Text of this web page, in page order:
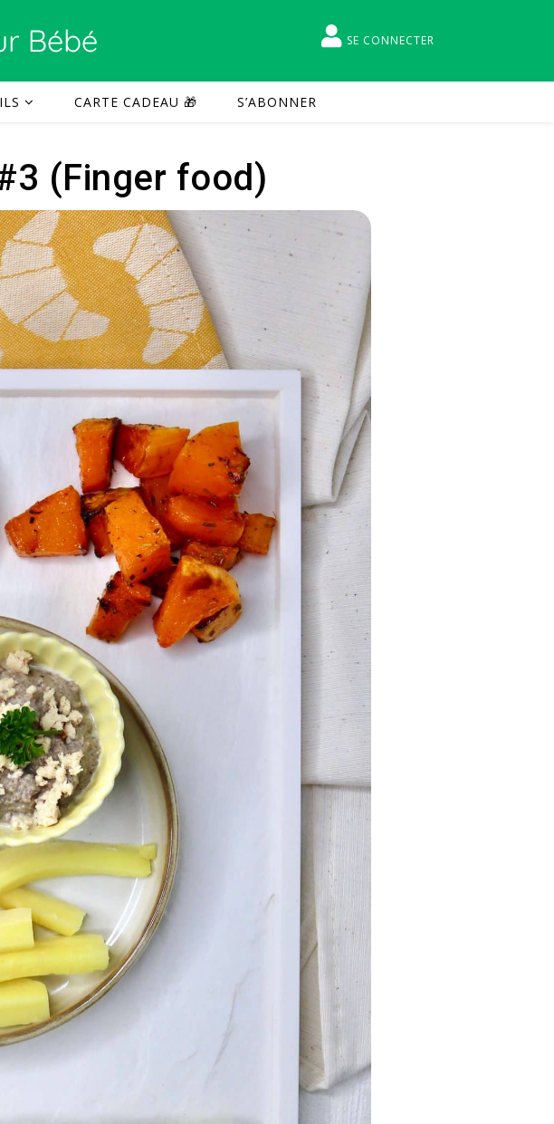
SE CONNECTER
CARTE CADEAU 🎁 S’ABONNER
(Finger food)